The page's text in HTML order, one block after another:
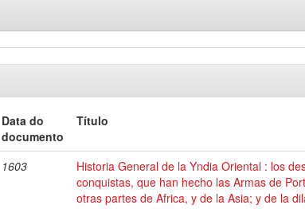
Data do
documento
Título
1603
Historia General de la Yndia Oriental : los
conquistas, que han hecho las Armas de
otras partes de Africa, y de la Asia; y de la